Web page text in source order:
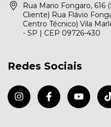
Rua Mario Fongaro,
Cliente) Rua Flávio
Centro Técnico) Vila
- SP | CEP 09726-430
Redes Sociais